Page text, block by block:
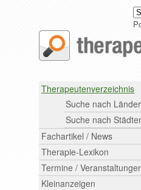
Therapeutenverzeichnis
Suche nach
Suche nach
Fachartikel / News
Therapie-Lexikon
Termine /
Kleinanzeigen